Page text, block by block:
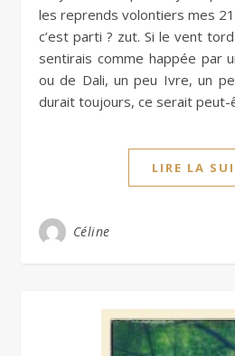
les reprends volontiers mes
c’est parti ? zut. Si le vent
sentirais comme happée par
ou de Dali, un peu Ivre, un
durait toujours, ce serait
LIRE LA
Céline